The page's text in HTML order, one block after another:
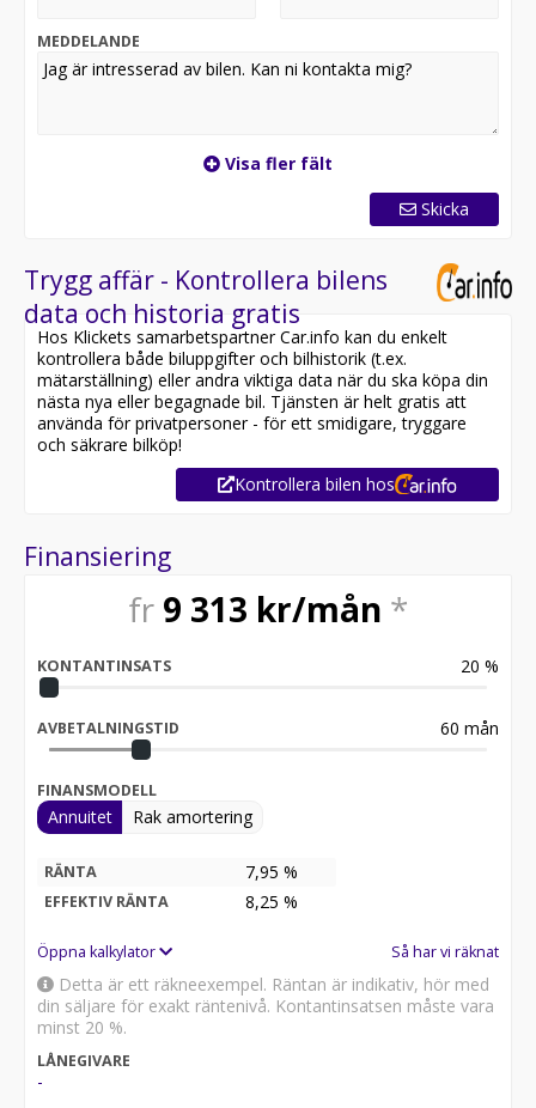
MEDDELANDE
Visa fler fält
Skicka
Trygg affär - Kontrollera bilens
data och historia gratis
Hos Klickets samarbetspartner Car.info kan du enkelt
kontrollera både biluppgifter och bilhistorik (t.ex.
mätarställning) eller andra viktiga data när du ska köpa din
nästa nya eller begagnade bil. Tjänsten är helt gratis att
använda för privatpersoner - för ett smidigare, tryggare
och säkrare bilköp!
Kontrollera bilen hos
Finansiering
fr 9 313 kr/mån *
KONTANTINSATS 20 %
AVBETALNINGSTID 60 mån
FINANSMODELL
Annuitet Rak amortering
RÄNTA 7,95 %
EFFEKTIV RÄNTA 8,25 %
Öppna kalkylator Så har vi räknat
Detta är ett räkneexempel. Räntan är indikativ, hör med
din säljare för exakt räntenivå. Kontantinsatsen måste vara
minst 20 %.
LÅNEGIVARE
-